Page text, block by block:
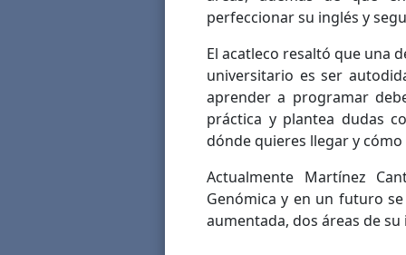
perfeccionar su inglés y
El acatleco resaltó que una
universitario es ser
aprender a programar
práctica y plantea dudas
dónde quieres llegar y
Actualmente Martínez
Genómica y en un futuro
aumentada, dos áreas de su